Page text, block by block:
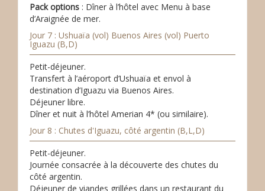
Pack options : Dîner à l’hôtel avec Menu à base
d’Araignée de mer.
Jour 7 : Ushuaïa (vol) Buenos Aires (vol) Puerto
Iguazu (B,D)
Petit-déjeuner.
Transfert à l’aéroport d’Ushuaïa et envol à
destination d’Iguazu via Buenos Aires.
Déjeuner libre.
Dîner et nuit à l’hôtel Amerian 4* (ou similaire).
Jour 8 : Chutes d'Iguazu, côté argentin (B,L,D)
Petit-déjeuner.
Journée consacrée à la découverte des chutes du
côté argentin.
Déjeuner de viandes grillées dans un restaurant du